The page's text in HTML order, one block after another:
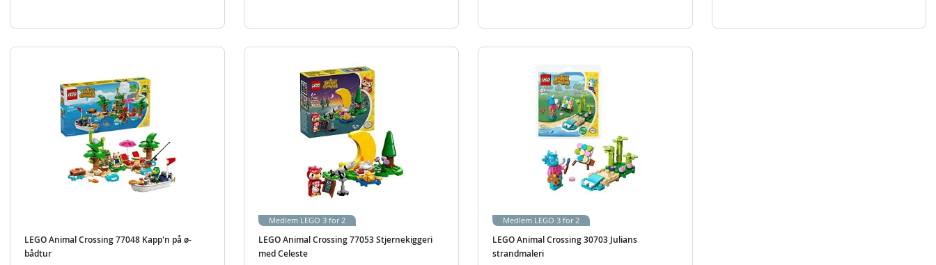
LEGO Animal Crossing 77048 Kapp'n på ø-
bådtur
LEGO Animal Crossing 77053 Stjernekiggeri
med Celeste
Medlem LEGO 3 for 2
LEGO Animal Crossing 30703 Julians
strandmaleri
Medlem LEGO 3 for 2